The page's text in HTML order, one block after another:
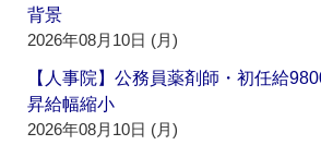
背景
2026年08月10日 (月)
【人事院】公務員薬剤師・初任給
昇給幅縮小
2026年08月10日 (月)